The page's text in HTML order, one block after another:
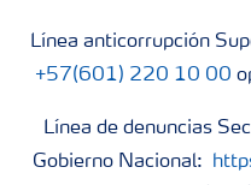
Línea anticorrupción
+57(601) 220 10 00
Línea de denuncias
Gobierno Nacional: